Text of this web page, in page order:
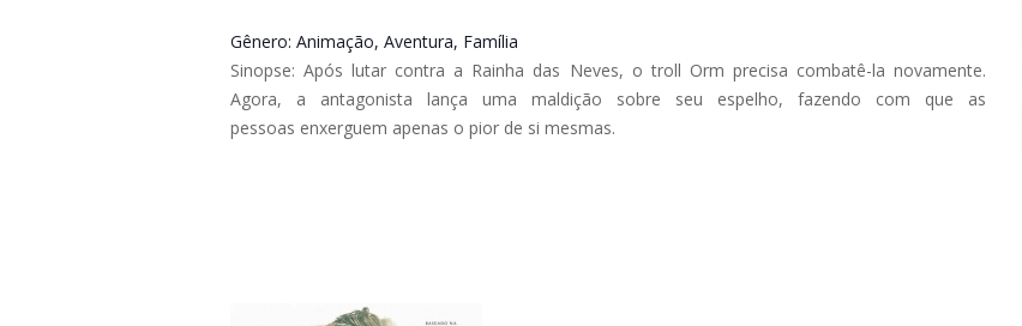
Gênero: Animação, Aventura, Família
Sinopse:Após lutar contra a Rainha das Neves, o troll Orm precisa combatê-la novamente.
Agora, a antagonista lança uma maldição sobre seu espelho, fazendo com que as
pessoas enxerguem apenas o pior de si mesmas.